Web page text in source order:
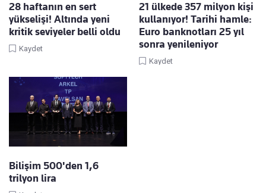
28 haftanın en sert
yükselişi! Altında yeni
kritik seviyeler belli oldu
Kaydet
21 ülkede 357 milyon kişi
kullanıyor! Tarihi hamle:
Euro banknotları 25 yıl
sonra yenileniyor
Kaydet
Bilişim 500'den 1,6
trilyon lira